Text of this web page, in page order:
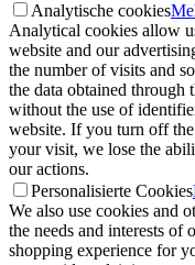
Analytische cookies
Analytical cookies allow
website and our
the number of visits and
the data obtained through
without the use of
website. If you turn off
your visit, we lose the
our actions.
Personalisierte Cookies
We also use cookies and
the needs and interests of
shopping experience for